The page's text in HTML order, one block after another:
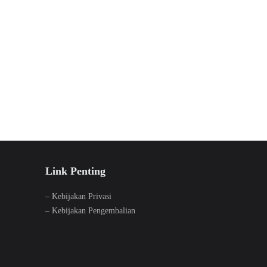
Link Penting
– Kebijakan Privasi
– Kebijakan Pengembalian